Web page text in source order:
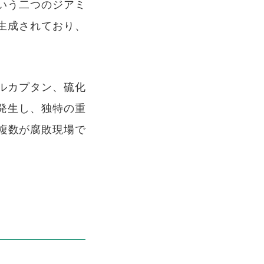
う二つのジアミ
されており、
カプタン、硫化
生し、独特の重
数が腐敗現場で